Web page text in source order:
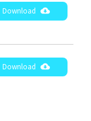
Download
Download